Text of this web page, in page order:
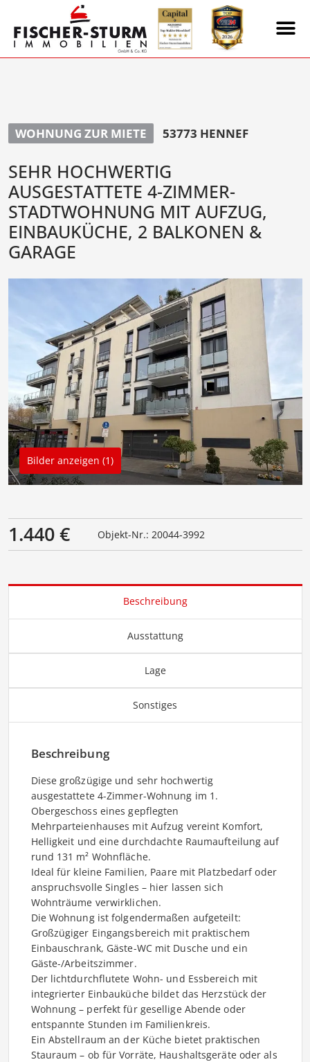
WOHNUNG ZUR MIETE 53773 HENNEF
SEHR HOCHWERTIG
AUSGESTATTETE 4-ZIMMER-
STADTWOHNUNG MIT AUFZUG,
EINBAUKÜCHE, 2 BALKONEN &
GARAGE
Bilder anzeigen (1)
1.440 € Objekt-Nr.: 20044-3992
Beschreibung
Ausstattung
Lage
Sonstiges
Beschreibung
Diese großzügige und sehr hochwertig
ausgestattete 4-Zimmer-Wohnung im 1.
Obergeschoss eines gepflegten
Mehrparteienhauses mit Aufzug vereint Komfort,
Helligkeit und eine durchdachte Raumaufteilung auf
rund 131 m² Wohnfläche.
Ideal für kleine Familien, Paare mit Platzbedarf oder
anspruchsvolle Singles – hier lassen sich
Wohnträume verwirklichen.
Die Wohnung ist folgendermaßen aufgeteilt:
Großzügiger Eingangsbereich mit praktischem
Einbauschrank, Gäste-WC mit Dusche und ein
Gäste-/Arbeitszimmer.
Der lichtdurchflutete Wohn- und Essbereich mit
integrierter Einbauküche bildet das Herzstück der
Wohnung – perfekt für gesellige Abende oder
entspannte Stunden im Familienkreis.
Ein Abstellraum an der Küche bietet praktischen
Stauraum – ob für Vorräte, Haushaltsgeräte oder als